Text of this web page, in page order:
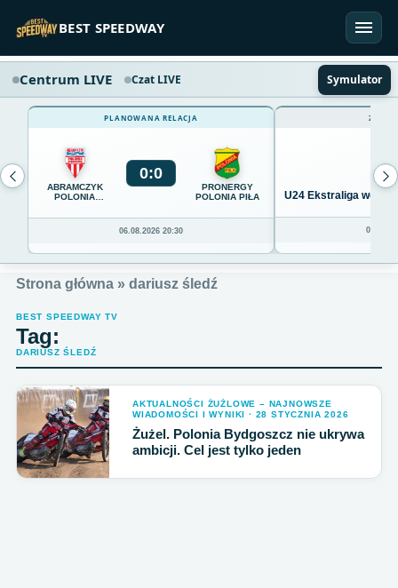
BEST SPEEDWAY
Centrum LIVE Czat LIVE Symulator
PLANOWANA RELACJA
ABRAMCZYK
POLONIA
0:0
PRONERGY
POLONIA PIŁA
06.08.2026 20:30
U24 Ekstraliga we
Strona główna » dariusz śledź
BEST SPEEDWAY TV
Tag:
DARIUSZ ŚLEDŹ
AKTUALNOŚCI ŻUŻLOWE – NAJNOWSZE
WIADOMOŚCI I WYNIKI · 28 STYCZNIA 2026
Żużel. Polonia Bydgoszcz nie ukrywa
ambicji. Cel jest tylko jeden